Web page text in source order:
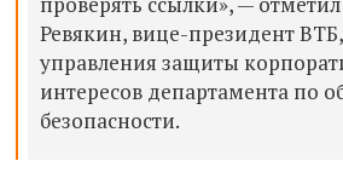
Ревякин, вице-президент
управления защиты
интересов департамента по
безопасности.